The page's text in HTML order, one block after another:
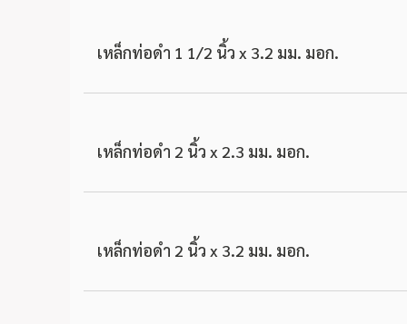
เหล็กท่อดำ 1 1/2 นิ้ว x 3.2 มม. มอก.
เหล็กท่อดำ 2 นิ้ว x 2.3 มม. มอก.
เหล็กท่อดำ 2 นิ้ว x 3.2 มม. มอก.